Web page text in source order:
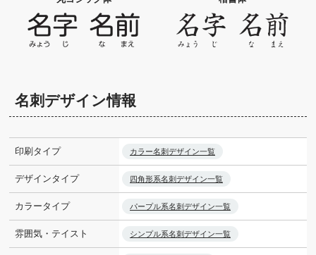
名刺デザイン情報
印刷タイプ カラー名刺デザイン一覧
デザインタイプ 四角形系名刺デザイン一覧
カラータイプ パープル系名刺デザイン一覧
雰囲気・テイスト シンプル系名刺デザイン一覧